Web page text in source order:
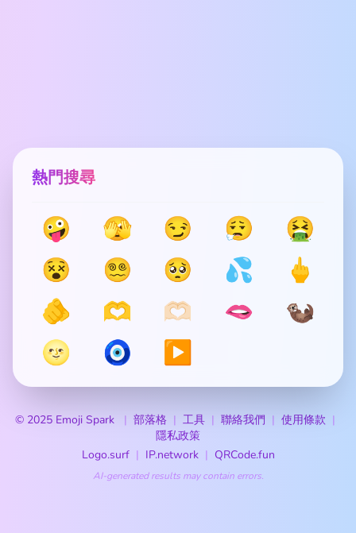
熱門搜尋
🤪 🫣 😏 😮‍💨
🤮
😵
😵‍💫 🥺 💦
🖕
🫵
🫶 🫶🏻 🫦
🦦
🌝
🧿 ▶️
© 2025 Emoji Spark 部落格 工具 聯絡我們
使用條款
隱私政策
Logo.surf
IP.network QRCode.fun
AI-generated results may contain errors.